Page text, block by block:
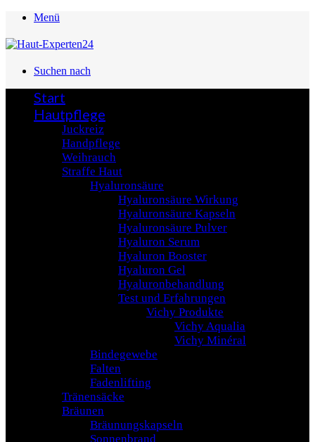
Menü
Suchen nach
Start
Hautpflege
Juckreiz
Handpflege
Weihrauch
Straffe Haut
Hyaluronsäure
Hyaluronsäure Wirkung
Hyaluronsäure Kapseln
Hyaluronsäure Pulver
Hyaluron Serum
Hyaluron Booster
Hyaluron Gel
Hyaluronbehandlung
Test und Erfahrungen
Vichy Produkte
Vichy Aqualia
Vichy Minéral
Bindegewebe
Falten
Fadenlifting
Tränensäcke
Bräunen
Bräunungskapseln
Sonnenbrand